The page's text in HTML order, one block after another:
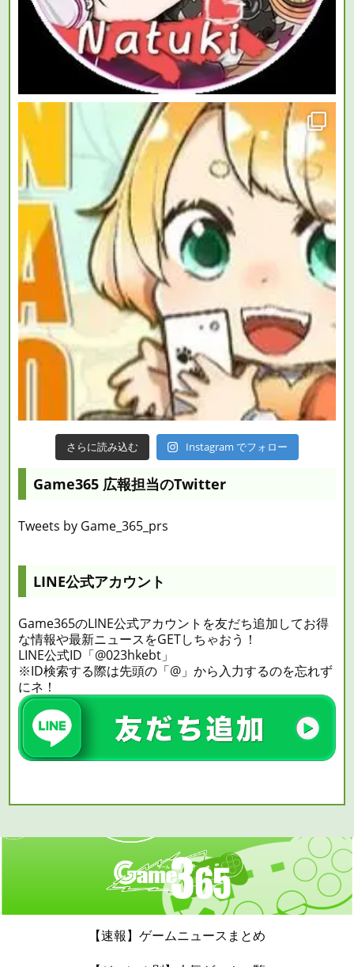
さらに読み込む Instagram でフォロー
Game365 広報担当のTwitter
Tweets by Game_365_prs
LINE公式アカウント
Game365のLINE公式アカウントを友だち追加してお得
な情報や最新ニュースをGETしちゃおう！
LINE公式ID「@023hkebt」
※ID検索する際は先頭の「@」から入力するのを忘れず
にネ！
【速報】ゲームニュースまとめ